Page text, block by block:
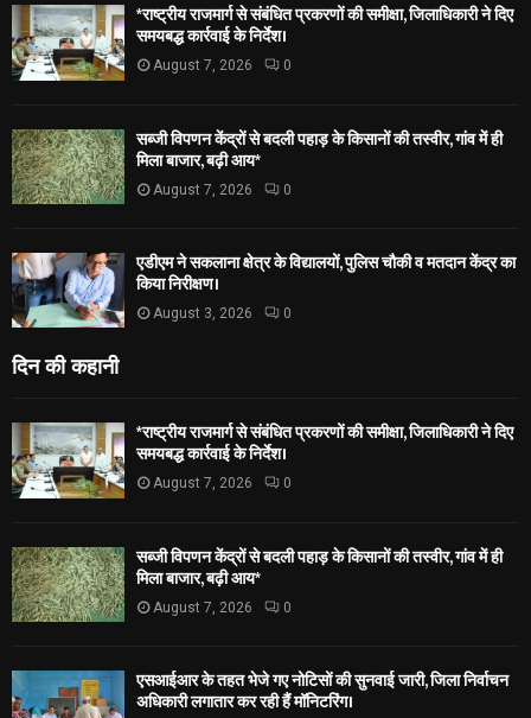
*राष्ट्रीय राजमार्ग से संबंधित प्रकरणों की समीक्षा, जिलाधिकारी ने दिए
समयबद्ध कार्रवाई के निर्देश।
August 7, 2026 0
सब्जी विपणन केंद्रों से बदली पहाड़ के किसानों की तस्वीर, गांव में ही
मिला बाजार, बढ़ी आय*
August 7, 2026 0
एडीएम ने सकलाना क्षेत्र के विद्यालयों, पुलिस चौकी व मतदान केंद्र का
किया निरीक्षण।
August 3, 2026 0
दिन की कहानी
*राष्ट्रीय राजमार्ग से संबंधित प्रकरणों की समीक्षा, जिलाधिकारी ने दिए
समयबद्ध कार्रवाई के निर्देश।
August 7, 2026 0
सब्जी विपणन केंद्रों से बदली पहाड़ के किसानों की तस्वीर, गांव में ही
मिला बाजार, बढ़ी आय*
August 7, 2026 0
एसआईआर के तहत भेजे गए नोटिसों की सुनवाई जारी, जिला निर्वाचन
अधिकारी लगातार कर रही हैं मॉनिटरिंग।